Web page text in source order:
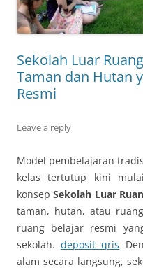
Sekolah Luar
Taman dan Hutan
Resmi
Leave a reply
Model pembelajaran
kelas tertutup kini
konsepSekolah Luar
taman, hutan, atau
ruang belajar resmi
sekolah.deposit qris
alam secara langsung,